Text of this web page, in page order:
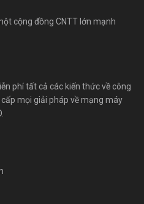
cộng đồng CNTT lớn mạnh
phí tất cả các kiến thức về công
cấp mọi giải pháp về mạng máy